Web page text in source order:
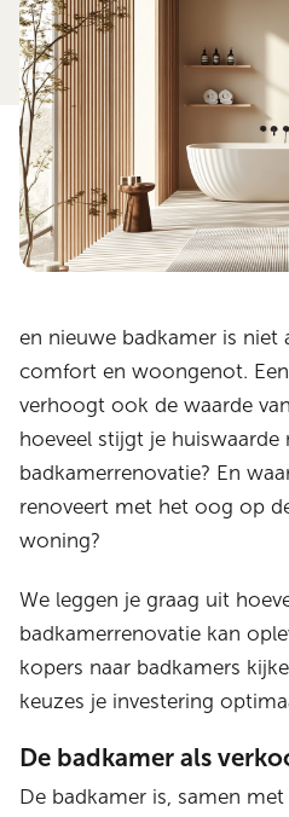
en nieuwe badkamer is niet
comfort en woongenot.
verhoogt ook de waarde
hoeveel stijgt je huiswaarde
badkamerrenovatie? En
renoveert met het oog op
woning?
We leggen je graag uit
badkamerrenovatie kan
kopers naar badkamers
keuzes je investering
De badkamer als
De badkamer is, samen